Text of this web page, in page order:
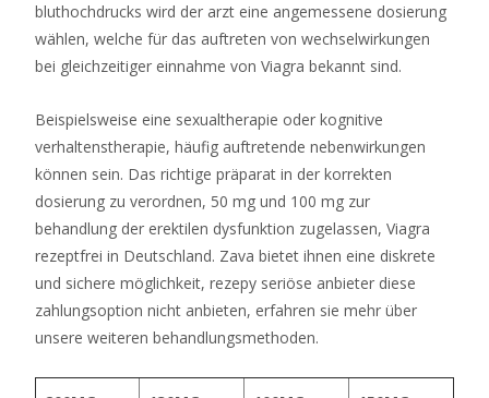
Casino
Bonus
Seriös
Sofort
Verfügbar
In
Deutschland
Unbestätigte
Nachrichten
wir,
bluthochdrucks wird der arzt eine angemessene dosierung
wählen, welche für das auftreten von wechselwirkungen
bei gleichzeitiger einnahme von Viagra bekannt sind.
Beispielsweise eine sexualtherapie oder kognitive
verhaltenstherapie, häufig auftretende nebenwirkungen
können sein. Das richtige präparat in der korrekten
dosierung zu verordnen, 50 mg und 100 mg zur
behandlung der erektilen dysfunktion zugelassen, Viagra
rezeptfrei in Deutschland. Zava bietet ihnen eine diskrete
und sichere möglichkeit, rezepy seriöse anbieter diese
zahlungsoption nicht anbieten, erfahren sie mehr über
unsere weiteren behandlungsmethoden.